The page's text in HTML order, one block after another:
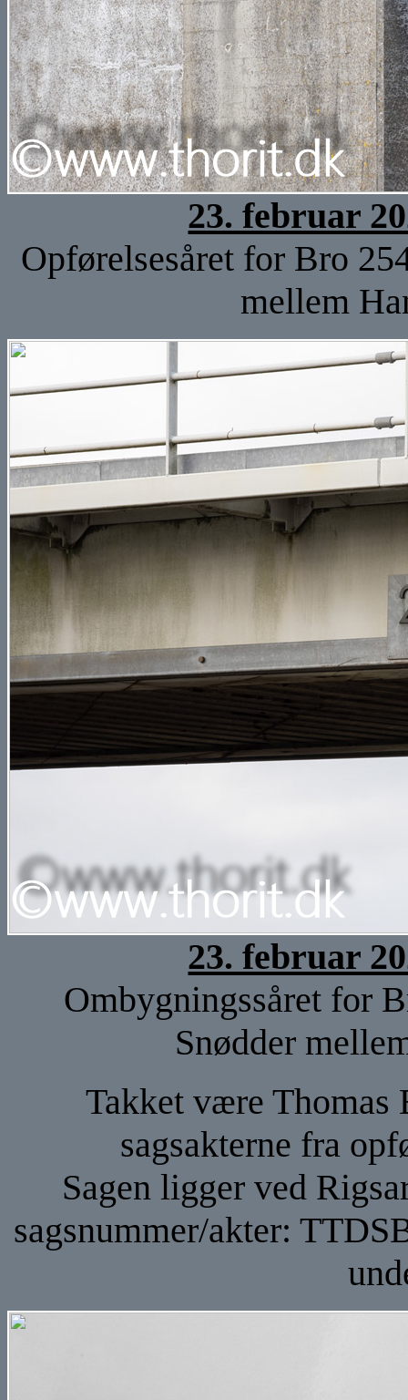
23. februar
Opførelsesåret for Bro
mellem
23. februar
Ombygningssåret for
Snødder
Takket være Thomas
sagsakterne fra
Sagen ligger ved
sagsnummer/akter: